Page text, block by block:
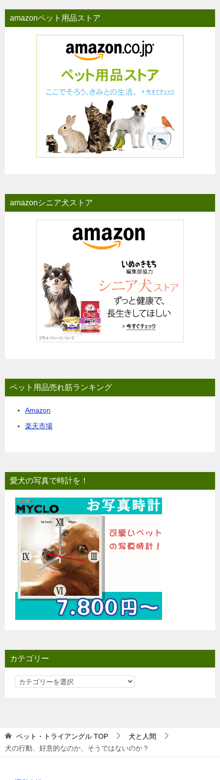
amazonペット用品ストア
amazonシニア犬ストア
ペット用品売れ筋ランキング
Amazon
楽天市場
愛犬の写真で時計を！
カテゴリー
カ
ペット・トライアングル TOP
犬と人間
犬の行動、好意的なのか、そうではないのか？